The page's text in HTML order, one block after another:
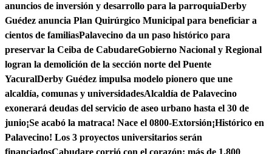
anuncios de inversión y desarrollo para la parroquiaDerby
Guédez anuncia Plan Quirúrgico Municipal para beneficiar a
cientos de familiasPalavecino da un paso histórico para
preservar la Ceiba de CabudareGobierno Nacional y Regional
logran la demolición de la sección norte del Puente
YacuralDerby Guédez impulsa modelo pionero que une
alcaldía, comunas y universidadesAlcaldía de Palavecino
exonerará deudas del servicio de aseo urbano hasta el 30 de
junio¡Se acabó la matraca! Nace el 0800-Extorsión¡Histórico en
Palavecino! Los 3 proyectos universitarios serán